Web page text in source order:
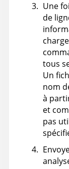
Une
de
tous
Un
nom
à
et
pas